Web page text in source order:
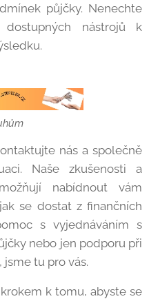
půjčky. Nenechte
nástrojů k
nás a společně
Naše zkušenosti a
nabídnout vám
se dostat z finančních
s vyjednáváním s
nebo jen podporu při
tu pro vás.
k tomu, abyste se